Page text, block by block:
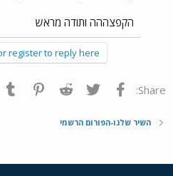
הקפצההה ותודה מראש
register to reply here.
Share: פייסבוק Twitter
Reddit
השיר שלנו-הפורום הרשמי